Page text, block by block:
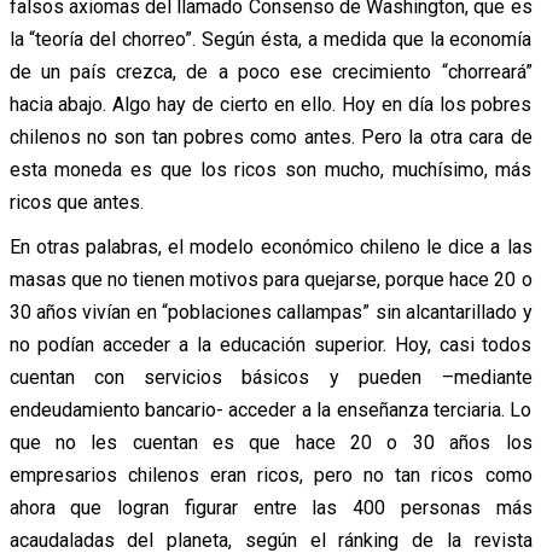
falsos axiomas del llamado Consenso de Washington, que es
la “teoría del chorreo”. Según ésta, a medida que la economía
de un país crezca, de a poco ese crecimiento “chorreará”
hacia abajo. Algo hay de cierto en ello. Hoy en día los pobres
chilenos no son tan pobres como antes. Pero la otra cara de
esta moneda es que los ricos son mucho, muchísimo, más
ricos que antes.
En otras palabras, el modelo económico chileno le dice a las
masas que no tienen motivos para quejarse, porque hace 20 o
30 años vivían en “poblaciones callampas” sin alcantarillado y
no podían acceder a la educación superior. Hoy, casi todos
cuentan con servicios básicos y pueden –mediante
endeudamiento bancario- acceder a la enseñanza terciaria. Lo
que no les cuentan es que hace 20 o 30 años los
empresarios chilenos eran ricos, pero no tan ricos como
ahora que logran figurar entre las 400 personas más
acaudaladas del planeta, según el ránking de la revista